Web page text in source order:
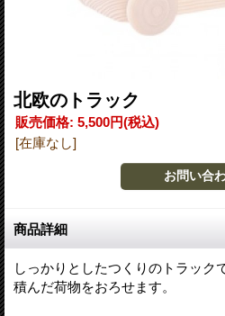
北欧のトラック
販売価格: 5,500円(税込)
[在庫なし]
商品詳細
しっかりとしたつくりのトラック
積んだ荷物をおろせます。